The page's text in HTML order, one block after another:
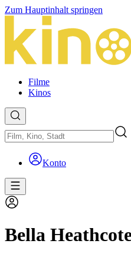
Zum Hauptinhalt springen
Filme
Kinos
Konto
Bella